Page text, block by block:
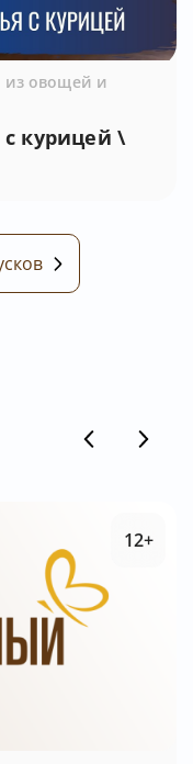
из овощей и
курицей \
12+